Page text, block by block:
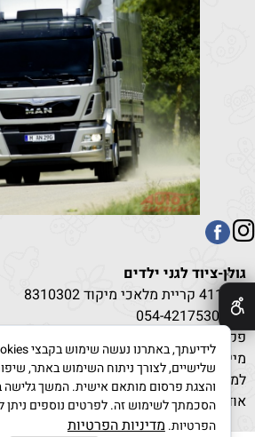
גולן-ציוד לגני ילדים
ת.ד 411 קריית מלאכי מיקוד 8310302
טל:
054-4217530
פקס: 08-8596851
מייל: g-kindergarden@bezeqint.net
למחירים מיוחדים בקנייה מרוכזת לחץ כאן
אודות /תקנון
✕
שלישיים, לצורך ניתוח השימוש באתר,
והצגת פרסום מותאם אישית. המשך גלישה
הסכמתך לשימוש זה. לפרטים נוספים ניתן
הפרטיות.מדיניות הפרטיות